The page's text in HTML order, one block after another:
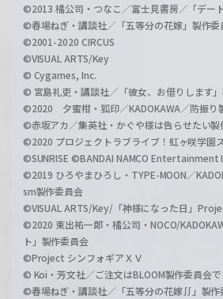
©2013 橘公司・つなこ／富士見書房／「デー
©春場ねぎ・講談社／「五等分の花嫁」製作委
©2001-2020 CIRCUS
©VISUAL ARTS/Key
© Cygames, Inc.
© 宮島礼吏・講談社／「彼女、お借りします
©2020 夕蜜柑・狐印／KADOKAWA／防振り
©赤坂アカ／集英社・かぐや様は告らせたい製
©2020 プロジェクトラブライブ！虹ヶ咲学園
©SUNRISE ©BANDAI NAMCO Entertainment
©2019 ひろやまひろし・TYPE-MOON／
sm製作委員会
©VISUAL ARTS/Key/「神様になった日」
©2020 東出祐一郎・橘公司・NOCO/
ト」製作委員会
©Project シンフォギアＸＶ
© Koi・芳文社／ご注文はBLOOM製作委員会で
©春場ねぎ・講談社／「五等分の花嫁∬」製作